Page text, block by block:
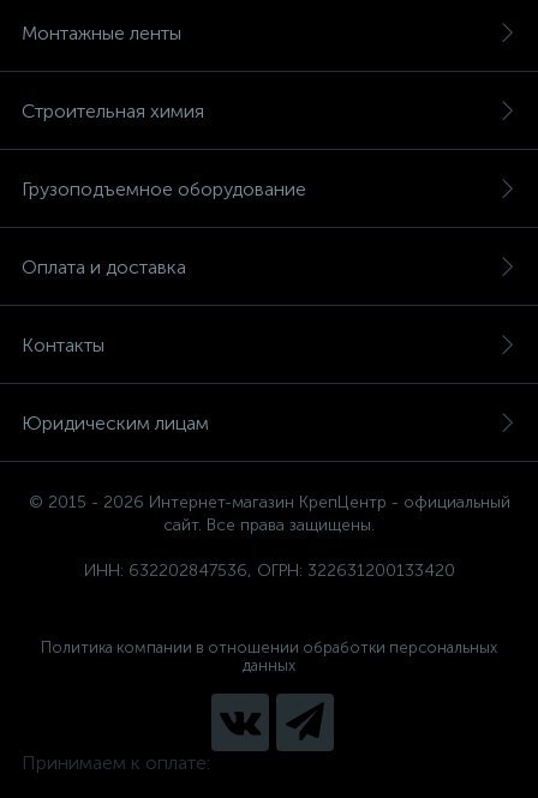
Монтажные ленты
Строительная химия
Грузоподъемное оборудование
Оплата и доставка
Контакты
Юридическим лицам
© 2015 - 2026 Интернет-магазин КрепЦентр - официальный
сайт. Все права защищены.
ИНН: 632202847536, ОГРН: 322631200133420
Политика компании в отношении обработки персональных
данных
Принимаем к оплате: